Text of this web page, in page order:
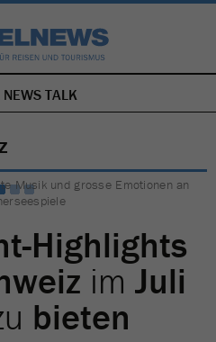
NAVIGATION
ÜBERSPRINGEN
NEWS TALK
Musik und grosse Emotionen an
Highlights
im Juli
bieten